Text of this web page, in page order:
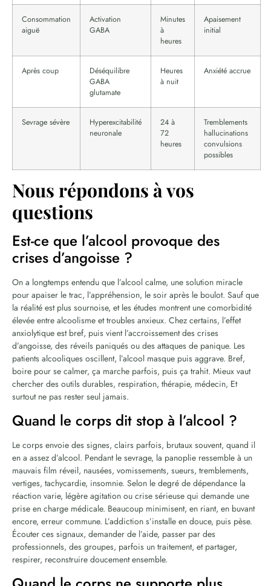
Consommation
aiguë
Activation
GABA
Minutes
à
heures
Apaisement
initial
Après coup
Déséquilibre
GABA
glutamate
Heures
à nuit
Anxiété accrue
Sevrage sévère
Hyperexcitabilité
neuronale
24 à
72
heures
Tremblements
hallucinations
convulsions
possibles
Nous répondons à vos
questions
Est-ce que l’alcool provoque des
crises d’angoisse ?
On a longtemps entendu que l’alcool calme, une solution miracle
pour apaiser le trac, l’appréhension, le soir après le boulot. Sauf que
la réalité est plus sournoise, et les études montrent une comorbidité
élevée entre alcoolisme et troubles anxieux. Chez certains, l’effet
anxiolytique est bref, puis vient l’accroissement des crises
d’angoisse, des réveils paniqués ou des attaques de panique. Les
patients alcooliques oscillent, l’alcool masque puis aggrave. Bref,
boire pour se calmer, ça marche parfois, puis ça trahit. Mieux vaut
chercher des outils durables, respiration, thérapie, médecin, Et
surtout ne pas rester seul jamais.
Quand le corps dit stop à l’alcool ?
Le corps envoie des signes, clairs parfois, brutaux souvent, quand il
en a assez d’alcool. Pendant le sevrage, la panoplie ressemble à un
mauvais film réveil, nausées, vomissements, sueurs, tremblements,
vertiges, tachycardie, insomnie. Selon le degré de dépendance la
réaction varie, légère agitation ou crise sérieuse qui demande une
prise en charge médicale. Beaucoup minimisent, en riant, en buvant
encore, erreur commune. L’addiction s’installe en douce, puis pèse.
Écouter ces signaux, demander de l’aide, passer par des
professionnels, des groupes, parfois un traitement, et partager,
respirer, reconstruire doucement ensemble.